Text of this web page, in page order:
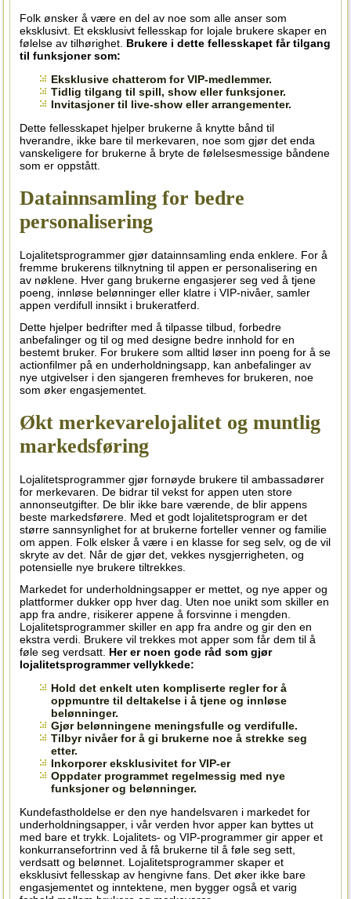
Folk ønsker å være en del av noe som alle anser som
eksklusivt. Et eksklusivt fellesskap for lojale brukere skaper en
følelse av tilhørighet. Brukere i dette fellesskapet får tilgang
til funksjoner som:
Eksklusive chatterom for VIP-medlemmer.
Tidlig tilgang til spill, show eller funksjoner.
Invitasjoner til live-show eller arrangementer.
Dette fellesskapet hjelper brukerne å knytte bånd til
hverandre, ikke bare til merkevaren, noe som gjør det enda
vanskeligere for brukerne å bryte de følelsesmessige båndene
som er oppstått.
Datainnsamling for bedre
personalisering
Lojalitetsprogrammer gjør datainnsamling enda enklere. For å
fremme brukerens tilknytning til appen er personalisering en
av nøklene. Hver gang brukerne engasjerer seg ved å tjene
poeng, innløse belønninger eller klatre i VIP-nivåer, samler
appen verdifull innsikt i brukeratferd.
Dette hjelper bedrifter med å tilpasse tilbud, forbedre
anbefalinger og til og med designe bedre innhold for en
bestemt bruker. For brukere som alltid løser inn poeng for å se
actionfilmer på en underholdningsapp, kan anbefalinger av
nye utgivelser i den sjangeren fremheves for brukeren, noe
som øker engasjementet.
Økt merkevarelojalitet og muntlig
markedsføring
Lojalitetsprogrammer gjør fornøyde brukere til ambassadører
for merkevaren. De bidrar til vekst for appen uten store
annonseutgifter. De blir ikke bare værende, de blir appens
beste markedsførere. Med et godt lojalitetsprogram er det
større sannsynlighet for at brukerne forteller venner og familie
om appen. Folk elsker å være i en klasse for seg selv, og de vil
skryte av det. Når de gjør det, vekkes nysgjerrigheten, og
potensielle nye brukere tiltrekkes.
Markedet for underholdningsapper er mettet, og nye apper og
plattformer dukker opp hver dag. Uten noe unikt som skiller en
app fra andre, risikerer appene å forsvinne i mengden.
Lojalitetsprogrammer skiller en app fra andre og gir den en
ekstra verdi. Brukere vil trekkes mot apper som får dem til å
føle seg verdsatt. Her er noen gode råd som gjør
lojalitetsprogrammer vellykkede:
Hold det enkelt uten kompliserte regler for å
oppmuntre til deltakelse i å tjene og innløse
belønninger.
Gjør belønningene meningsfulle og verdifulle.
Tilbyr nivåer for å gi brukerne noe å strekke seg
etter.
Inkorporer eksklusivitet for VIP-er
Oppdater programmet regelmessig med nye
funksjoner og belønninger.
Kundefastholdelse er den nye handelsvaren i markedet for
underholdningsapper, i vår verden hvor apper kan byttes ut
med bare et trykk. Lojalitets- og VIP-programmer gir apper et
konkurransefortrinn ved å få brukerne til å føle seg sett,
verdsatt og belønnet. Lojalitetsprogrammer skaper et
eksklusivt fellesskap av hengivne fans. Det øker ikke bare
engasjementet og inntektene, men bygger også et varig